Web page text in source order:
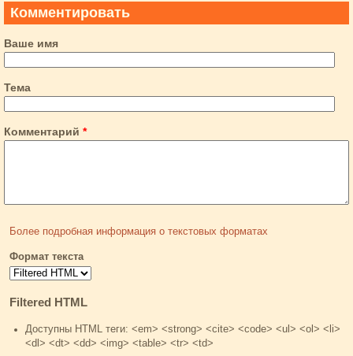
Комментировать
Ваше имя
Тема
Комментарий *
Более подробная информация о текстовых форматах
Формат текста
Filtered HTML
Доступны HTML теги: <em> <strong> <cite> <code> <ul> <ol> <li>
<dl> <dt> <dd> <img> <table> <tr> <td>